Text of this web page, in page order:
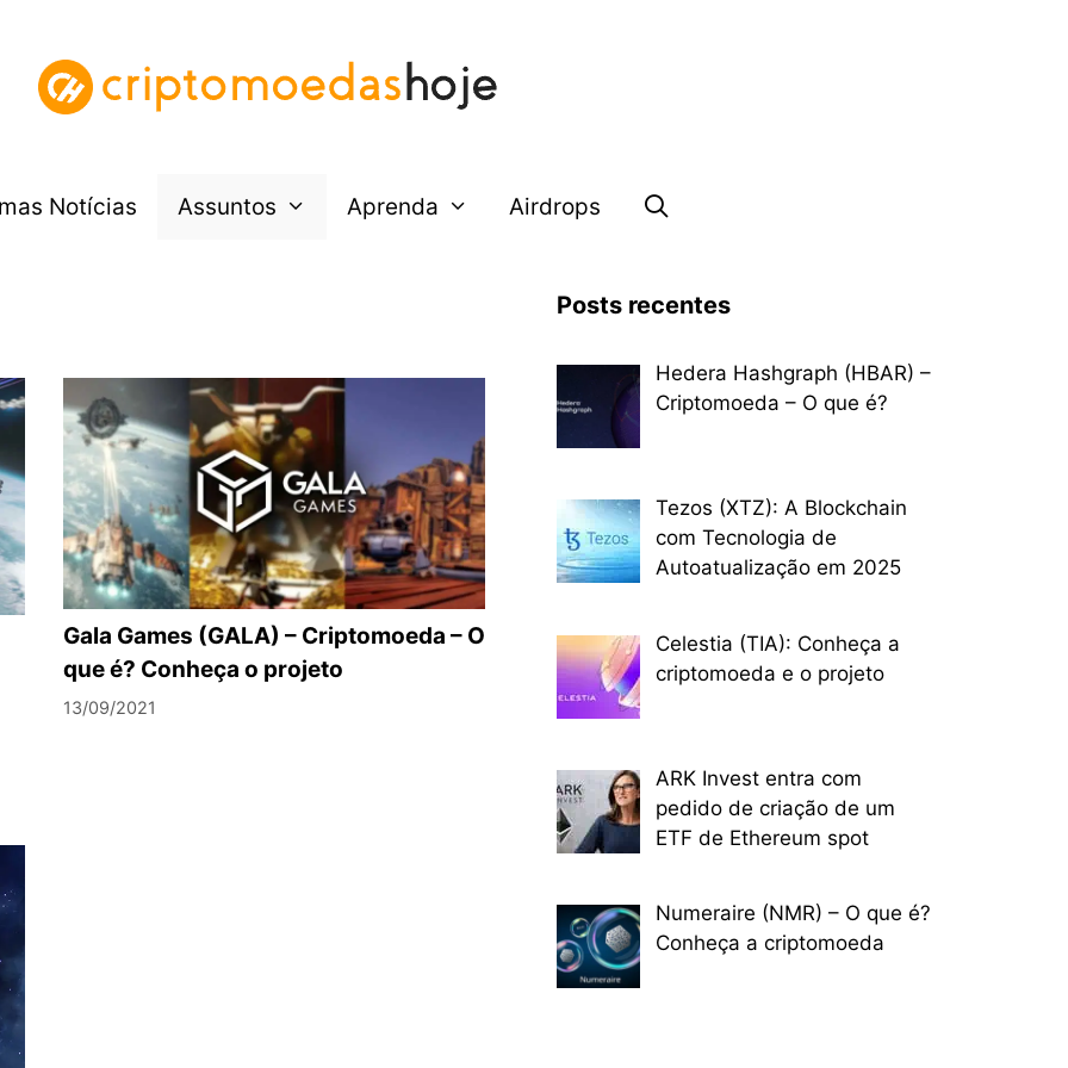
Notícias Assuntos Aprenda Airdrops
Gala Games (GALA) – Criptomoeda – O
que é? Conheça o projeto
13/09/2021
Posts recentes
Hedera Hashgraph (HBAR) –
Criptomoeda – O que é?
Tezos (XTZ): A Blockchain
com Tecnologia de
Autoatualização em 2025
Celestia (TIA): Conheça a
criptomoeda e o projeto
ARK Invest entra com
pedido de criação de um
ETF de Ethereum spot
Numeraire (NMR) – O que é?
Conheça a criptomoeda